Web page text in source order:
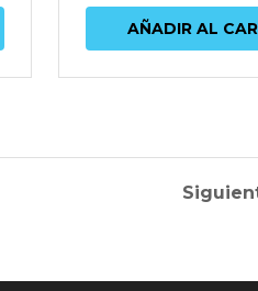
AÑADIR AL